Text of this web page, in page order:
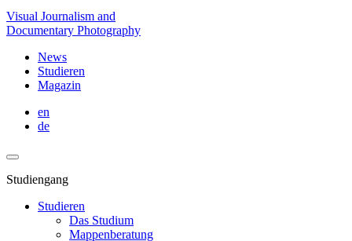
Visual Journalism and
Documentary Photography
News
Studieren
Magazin
en
de
Studiengang
Studieren
Das Studium
Mappenberatung